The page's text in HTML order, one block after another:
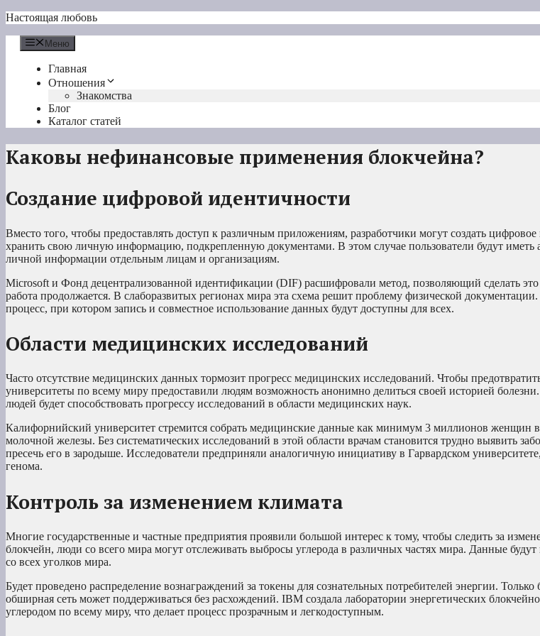
Перейти
содержимому
Настоящая любовь
Меню
Главная
Отношения
Знакомства
Блог
Каталог статей
Каковы нефинансовые применения блокчейна?
Создание цифровой идентичности
Вместо того, чтобы предоставлять доступ к различным приложениям, разработчики могут создать цифровое
хранить свою личную информацию, подкрепленную документами. В этом случае пользователи будут иметь
личной информации отдельным лицам и организациям.
Microsoft и Фонд децентрализованной идентификации (DIF) расшифровали метод, позволяющий сделать
работа продолжается. В слаборазвитых регионах мира эта схема решит проблему физической документации.
процесс, при котором запись и совместное использование данных будут доступны для всех.
Области медицинских исследований
Часто отсутствие медицинских данных тормозит прогресс медицинских исследований. Чтобы
университеты по всему миру предоставили людям возможность анонимно делиться своей историей
людей будет способствовать прогрессу исследований в области медицинских наук.
Калифорнийский университет стремится собрать медицинские данные как минимум 3 миллионов
молочной железы. Без систематических исследований в этой области врачам становится трудно выявить
пресечь его в зародыше. Исследователи предприняли аналогичную инициативу в Гарвардском
генома.
Контроль за изменением климата
Многие государственные и частные предприятия проявили большой интерес к тому, чтобы следить за
блокчейн, люди со всего мира могут отслеживать выбросы углерода в различных частях мира. Данные будут
со всех уголков мира.
Будет проведено распределение вознаграждений за токены для сознательных потребителей энергии. Только
обширная сеть может поддерживаться без расхождений. IBM создала лаборатории энергетических
углеродом по всему миру, что делает процесс прозрачным и легкодоступным.